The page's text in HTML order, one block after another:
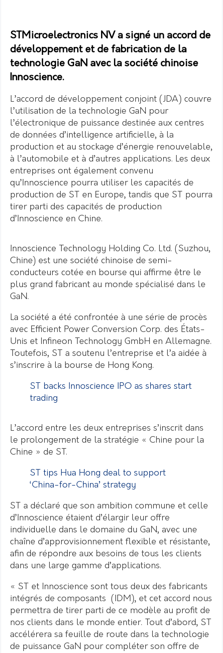
STMicroelectronics NV a signé un accord de
développement et de fabrication de la
technologie GaN avec la société chinoise
Innoscience.
L’accord de développement conjoint (JDA) couvre
l’utilisation de la technologie GaN pour
l’électronique de puissance destinée aux centres
de données d’intelligence artificielle, à la
production et au stockage d’énergie renouvelable,
à l’automobile et à d’autres applications. Les deux
entreprises ont également convenu
qu’Innoscience pourra utiliser les capacités de
production de ST en Europe, tandis que ST pourra
tirer parti des capacités de production
d’Innoscience en Chine.
Innoscience Technology Holding Co. Ltd. (Suzhou,
Chine) est une société chinoise de semi-
conducteurs cotée en bourse qui affirme être le
plus grand fabricant au monde spécialisé dans le
GaN.
La société a été confrontée à une série de procès
avec Efficient Power Conversion Corp. des États-
Unis et Infineon Technology GmbH en Allemagne.
Toutefois, ST a soutenu l’entreprise et l’a aidée à
s’inscrire à la bourse de Hong Kong.
ST backs Innoscience IPO as shares start
trading
L’accord entre les deux entreprises s’inscrit dans
le prolongement de la stratégie « Chine pour la
Chine » de ST.
ST tips Hua Hong deal to support
‘China-for-China’ strategy
ST a déclaré que son ambition commune et celle
d’Innoscience étaient d’élargir leur offre
individuelle dans le domaine du GaN, avec une
chaîne d’approvisionnement flexible et résistante,
afin de répondre aux besoins de tous les clients
dans une large gamme d’applications.
« ST et Innoscience sont tous deux des fabricants
intégrés de composants (IDM), et cet accord nous
permettra de tirer parti de ce modèle au profit de
nos clients dans le monde entier. Tout d’abord, ST
accélérera sa feuille de route dans la technologie
de puissance GaN pour compléter son offre de